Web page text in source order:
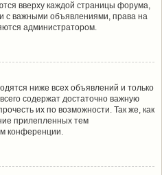
вверху каждой страницы форума,
с важными объявлениями, права на
администратором.
ниже всех объявлений и только
содержат достаточно важную
их по возможности. Так же, как
прилепленных тем
конференции.